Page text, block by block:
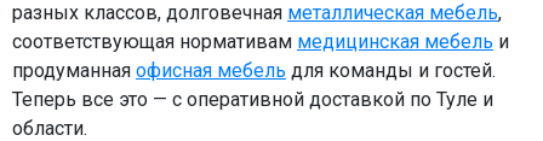
разных классов, долговечная металлическая мебель,
соответствующая нормативам медицинская мебель и
продуманная офисная мебель для команды и гостей.
Теперь все это — с оперативной доставкой по Туле и
области.